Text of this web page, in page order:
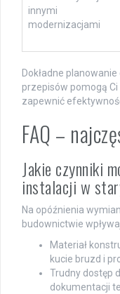
innymi
modernizacjami
Dokładne
przepisów pomogą
zapewnić
FAQ –
Jakie czynniki
instalacji w
Na opóźnienia
budownictwie
Materiał
kucie bruzd i
Trudny dostęp
dokumentacji